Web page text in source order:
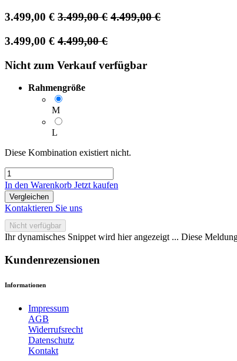
3.499,00 € 3.499,00€ 4.499,00€
3.499,00 € 4.499,00€
Nicht zum Verkauf verfügbar
Rahmengröße
M
L
Diese Kombination existiert nicht.
In den Warenkorb Jetzt kaufen
Vergleichen
Kontaktieren Sie uns
Nicht verfügbar
Ihr dynamisches Snippet wird hier angezeigt ... Diese
Kundenrezensionen
Informationen
Impressum
AGB
Widerrufsrecht
Datenschutz
Kontakt